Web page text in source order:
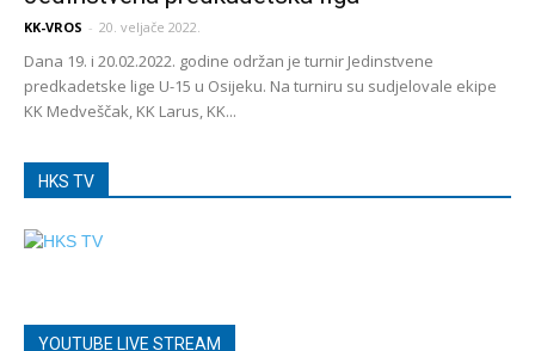
KK-VROS - 20. veljače 2022.
Dana 19. i 20.02.2022. godine održan je turnir Jedinstvene
predkadetske lige U-15 u Osijeku. Na turniru su sudjelovale ekipe
KK Medveščak, KK Larus, KK...
HKS TV
YOUTUBE LIVE STREAM